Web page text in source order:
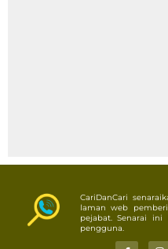
CariDanCari
laman web
pejabat. Senarai
pengguna.